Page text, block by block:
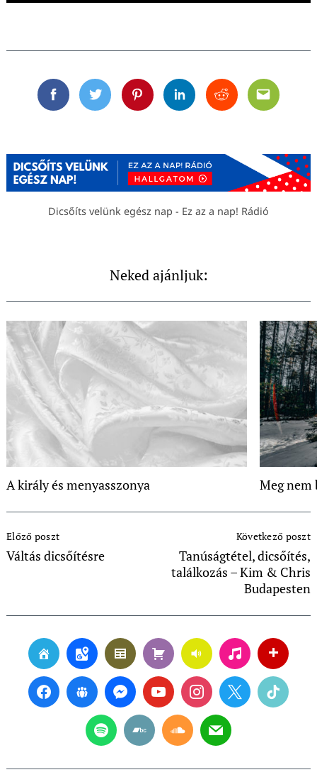
FacebookTwitterPinterestLinkedinRedditEmail
Dicsőíts velünk egész nap - Ez az a nap! Rádió
Neked ajánljuk:
A király és menyasszonya Meg
Navigation
Előző poszt
Váltás dicsőítésre
Következő poszt
Tanúságtétel, dicsőítés,
találkozás – Kim & Chris
Budapesten